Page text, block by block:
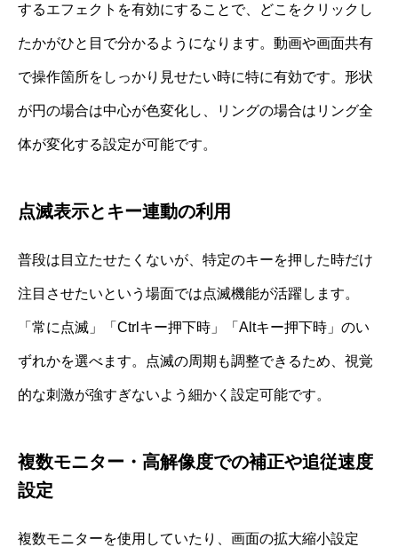
するエフェクトを有効にすることで、どこをクリックし
たかがひと目で分かるようになります。動画や画面共有
で操作箇所をしっかり見せたい時に特に有効です。形状
が円の場合は中心が色変化し、リングの場合はリング全
体が変化する設定が可能です。
点滅表示とキー連動の利用
普段は目立たせたくないが、特定のキーを押した時だけ
注目させたいという場面では点滅機能が活躍します。
「常に点滅」「Ctrlキー押下時」「Altキー押下時」のい
ずれかを選べます。点滅の周期も調整できるため、視覚
的な刺激が強すぎないよう細かく設定可能です。
複数モニター・高解像度での補正や追従速度
設定
複数モニターを使用していたり、画面の拡大縮小設定